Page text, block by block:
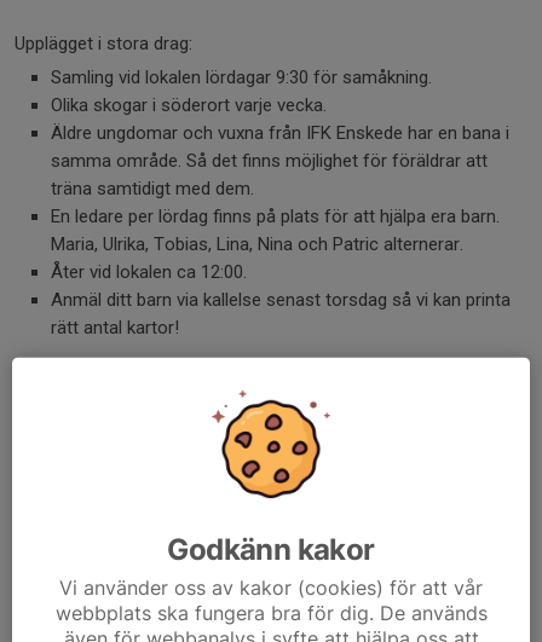
Upplägget i stora drag:
Samling vid lokalen lördagar 9:30 för samåkning.
Olika skogar i söderort varje vecka.
Äldre ungdomar och vuxna från IFK Enskede har en bana i
samma område. Så det finns möjlighet för föräldrar att
träna samtidigt med dem.
En ledare per lördag finns på plats för att hjälpa era barn.
Maria, Ulrika, Tobias, Lina, Nina och Patric alternerar.
Åter vid lokalen ca 12:00.
Anmäl ditt barn via kallelse senast torsdag så vi kan printa
rätt antal kartor!
Tidigare nyheter
Godkänn kakor
Vi använder oss av kakor (cookies) för att vår
webbplats ska fungera bra för dig. De används